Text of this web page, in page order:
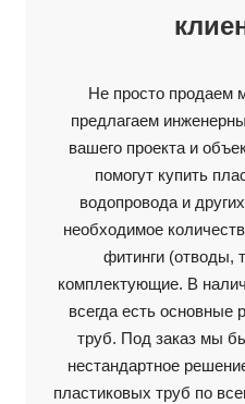
Не просто продаем
предлагаем
вашего проекта и
помогут купить
водопровода и
необходимое
фитинги (отводы,
комплектующие. В
всегда есть основные
труб. Под заказ мы
нестандартное
пластиковых труб по